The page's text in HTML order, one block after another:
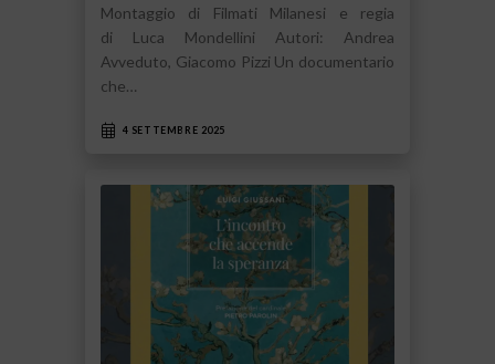
Montaggio di Filmati Milanesi e regia
di Luca Mondellini Autori: Andrea
Avveduto, Giacomo Pizzi Un documentario
che…
4 SETTEMBRE 2025